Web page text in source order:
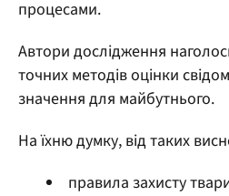
процесами.
Автори дослідження
точних методів оцінки
значення для майбутнього.
На їхню думку, від таких
правила захисту